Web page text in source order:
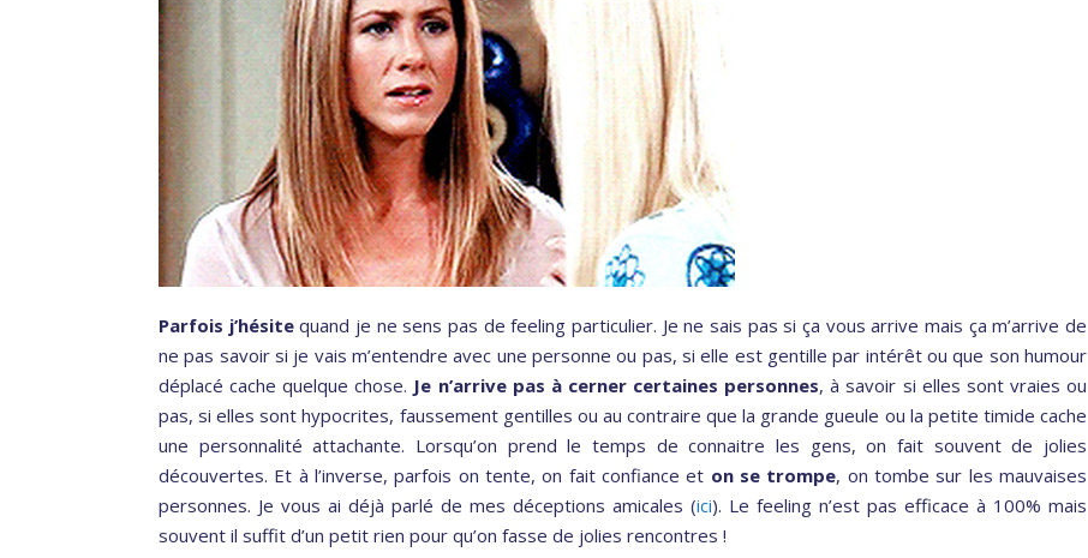
Parfois j’hésitequand je ne sens pas de feeling particulier. Je ne sais pas si ça vous arrive mais ça m’arrive de
ne pas savoir si je vais m’entendre avec une personne ou pas, si elle est gentille par intérêt ou que son humour
déplacé cache quelque chose. Je n’arrive pas à cerner certaines personnes, à savoir si elles sont vraies ou
pas, si elles sont hypocrites, faussement gentilles ou au contraire que la grande gueule ou la petite timide cache
une personnalité attachante. Lorsqu’on prend le temps de connaitre les gens, on fait souvent de jolies
découvertes. Et à l’inverse, parfois on tente, on fait confiance et on se trompe, on tombe sur les mauvaises
personnes. Je vous ai déjà parlé de mes déceptions amicales (ici). Le feeling n’est pas efficace à 100% mais
souvent il suffit d’un petit rien pour qu’on fasse de jolies rencontres !